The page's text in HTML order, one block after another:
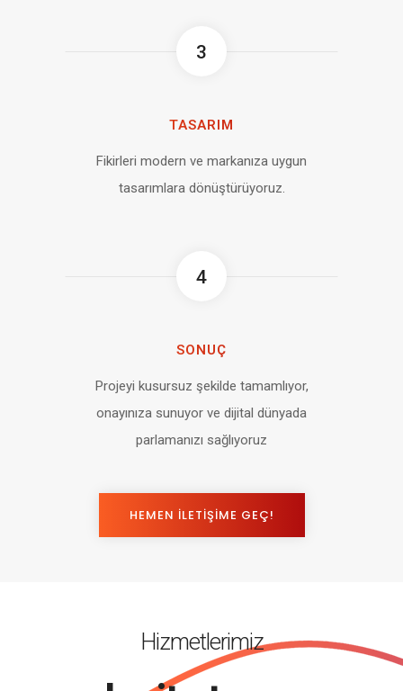
3
TASARIM
Fikirleri modern ve markanıza uygun
tasarımlara dönüştürüyoruz.
4
SONUÇ
Projeyi kusursuz şekilde tamamlıyor,
onayınıza sunuyor ve dijital dünyada
parlamanızı sağlıyoruz
HEMEN İLETİŞİME GEÇ!
Hizmetlerimiz